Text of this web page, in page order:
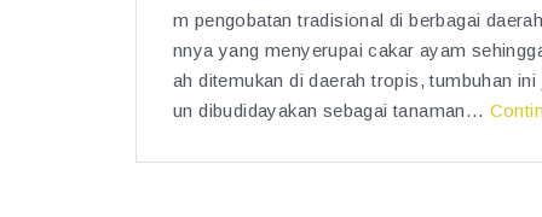
m pengobatan tradisional di berbagai
nnya yang menyerupai cakar ayam
ah ditemukan di daerah tropis, tumbuhan
un dibudidayakan sebagai tanaman…